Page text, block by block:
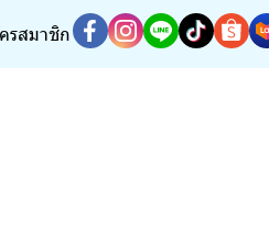
รสมาชิก